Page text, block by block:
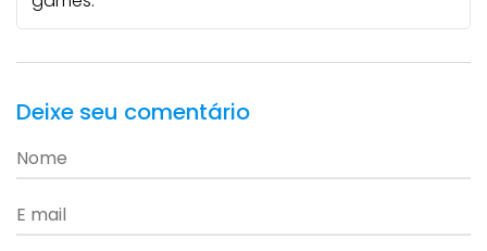
Deixe seu comentário